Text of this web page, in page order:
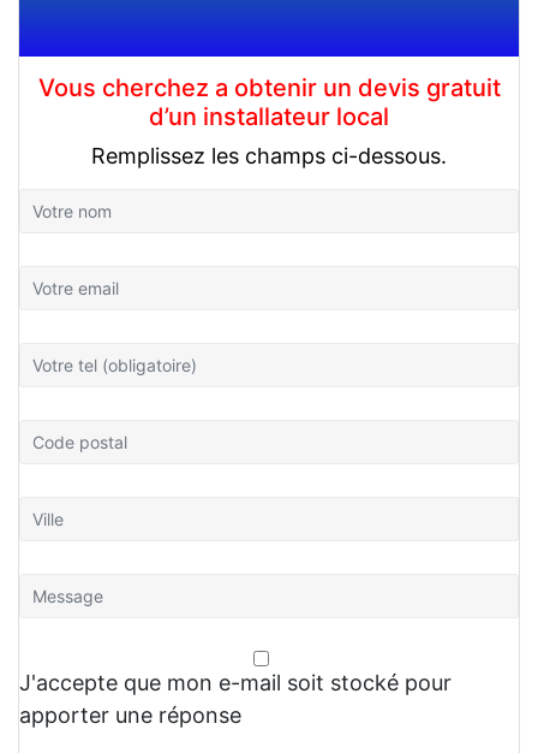
Vous cherchez a obtenir un devis gratuit
d’un installateur local
Remplissez les champs ci-dessous.
J'accepte que mon e-mail soit stocké pour
apporter une réponse